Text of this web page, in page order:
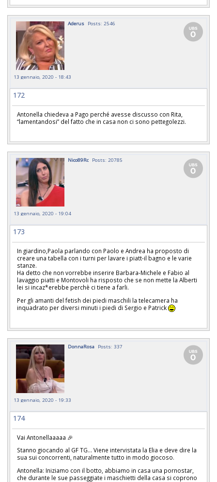
Aderus Posts: 2546
13 gennaio, 2020 - 18:43
172
Antonella chiedeva a Pago perché avesse discusso con Rita,
“lamentandosi” del fatto che in casa non ci sono pettegolezzi.
Nico89Rc Posts: 20785
13 gennaio, 2020 - 19:04
173
In giardino,Paola parlando con Paolo e Andrea ha proposto di
creare una tabella con i turni per lavare i piatt-il bagno e le varie
stanze.
Ha detto che non vorrebbe inserire Barbara-Michele e Fabio al
lavaggio piatti e Montovoli ha risposto che se non mette la Alberti
lei si incaz*erebbe perchè ci tiene a farli.
Per gli amanti del fetish dei piedi maschili la telecamera ha
inquadrato per diversi minuti i piedi di Sergio e Patrick
DonnaRosa Posts: 337
13 gennaio, 2020 - 19:33
174
Vai Antonellaaaaa 🎉
Stanno giocando al GF TG... Viene intervistata la Elia e deve dire la
sua sui concorrenti, naturalmente tutto in modo giocoso.
Antonella: Iniziamo con il botto, abbiamo in casa una pornostar,
che durante le sue passeggiate i maschietti della casa si coprono